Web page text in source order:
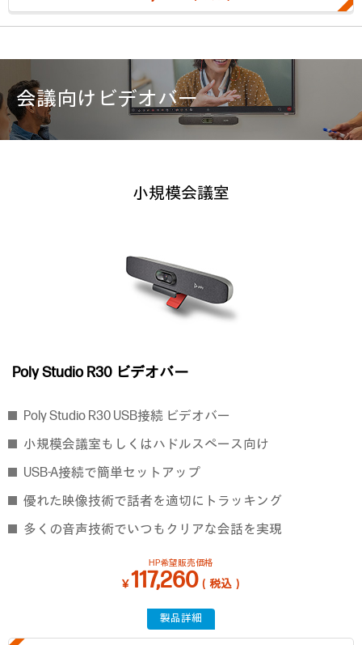
会議向けビデオバー
小規模会議室
Poly Studio R30 ビデオバー
Poly Studio R30 USB接続 ビデオバー
小規模会議室もしくはハドルスペース向け
USB-A接続で簡単セットアップ
優れた映像技術で話者を適切にトラッキング
多くの音声技術でいつもクリアな会話を実現
HP希望販売価格
￥117,260（税込）
製品詳細